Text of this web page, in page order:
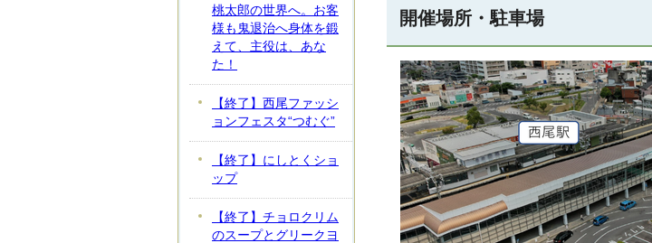
開催場所・駐車場
桃太郎の世界へ。お客
様も鬼退治へ身体を鍛
えて、主役は、あな
た！
【終了】西尾ファッシ
ョンフェスタ“つむぐ”
【終了】にしとくショ
ップ
【終了】チョロクリム
のスープとグリークヨ